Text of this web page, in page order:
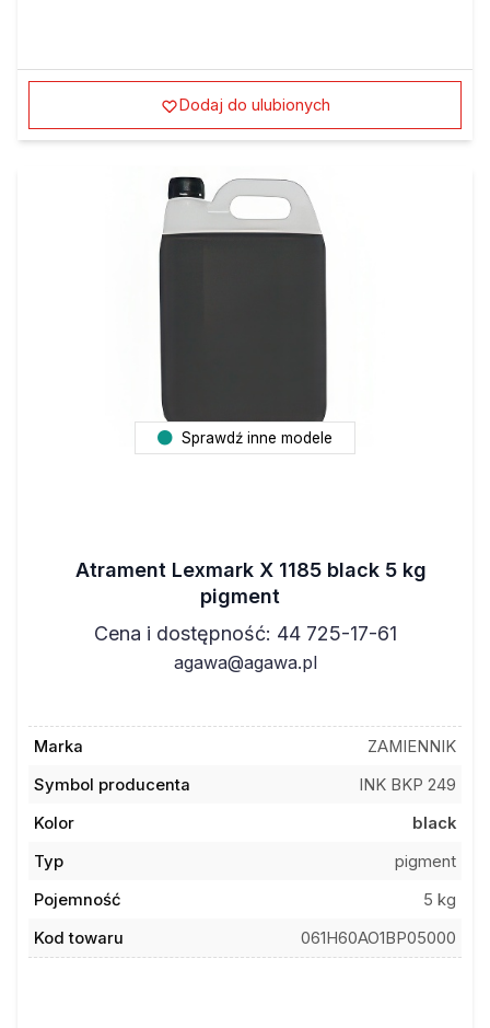
Dodaj do ulubionych
Sprawdź inne modele
Atrament Lexmark X 1185 black 5 kg
pigment
Cena i dostępność: 44 725-17-61
agawa@agawa.pl
Marka
ZAMIENNIK
Symbol producenta
INK BKP 249
Kolor
black
Typ
pigment
Pojemność
5 kg
Kod towaru
061H60AO1BP05000